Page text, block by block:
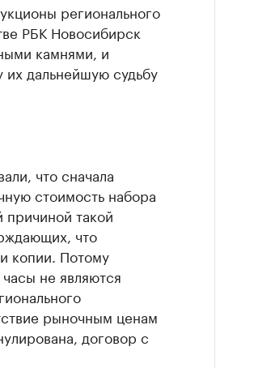
регионального
РБК Новосибирск
камнями, и
дальнейшую судьбу
что сначала
стоимость набора
такой
что
копии. Потому
не являются
рыночным ценам
договор с